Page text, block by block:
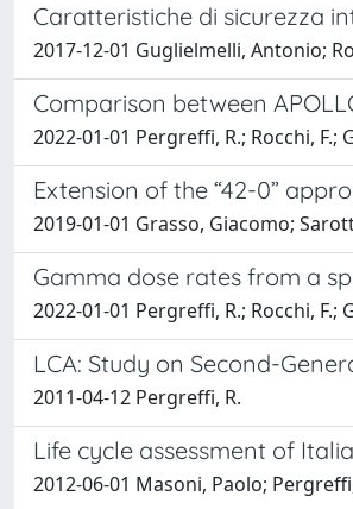
Caratteristiche di sicurezza
2017-12-01 Guglielmelli, Antonio;
Comparison between
2022-01-01 Pergreffi, R.; Rocchi, F.;
Extension of the “42-0”
2019-01-01 Grasso, Giacomo;
Gamma dose rates from a
2022-01-01 Pergreffi, R.; Rocchi, F.;
LCA: Study on Second-
2011-04-12 Pergreffi, R.
Life cycle assessment of
2012-06-01 Masoni, Paolo;